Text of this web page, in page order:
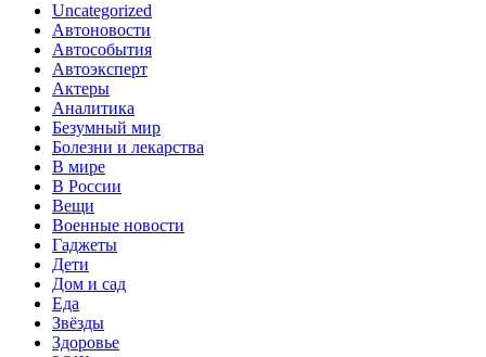
Uncategorized
Автоновости
Автособытия
Автоэксперт
Актеры
Аналитика
Безумный мир
Болезни и лекарства
В мире
В России
Вещи
Военные новости
Гаджеты
Дети
Дом и сад
Еда
Звёзды
Здоровье